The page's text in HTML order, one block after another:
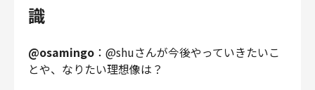
識
@osamingo ：@shuさんが今後やっていきたいこ
とや、なりたい理想像は？